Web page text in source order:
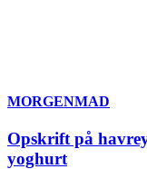
MORGENMAD
Opskrift på
yoghurt